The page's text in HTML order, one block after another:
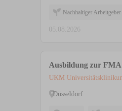
Nachhaltiger Arbeitgeber
05.08.2026
Ausbildung zur
UKM
Düsseldorf